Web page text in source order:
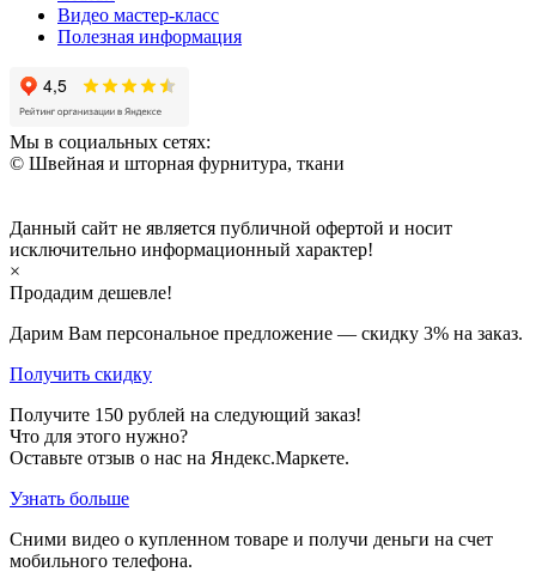
Видео мастер-класс
Полезная информация
Мы в социальных сетях:
© Швейная и шторная фурнитура, ткани
Данный сайт не является публичной офертой и носит
исключительно информационный характер!
×
Продадим дешевле!
Дарим Вам персональное предложение — скидку 3% на заказ.
Получить скидку
Получите 150 рублей на следующий заказ!
Что для этого нужно?
Оставьте отзыв о нас на Яндекс.Маркете.
Узнать больше
Сними видео о купленном товаре и получи деньги на счет
мобильного телефона.